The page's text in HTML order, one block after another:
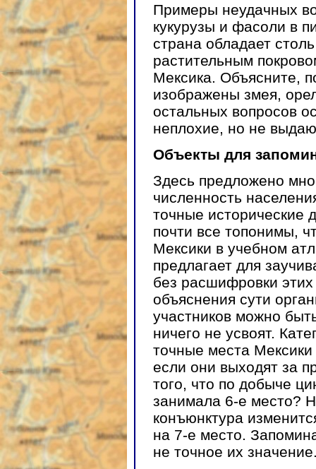
Примеры неудачных
кукурузы и фасоли в
страна обладает
растительным
Мексика. Объясните,
изображены змея,
остальных вопросов
неплохие, но не
Объекты для
Здесь предложено
численность
точные исторические
почти все топонимы,
Мексики в учебном
предлагает для
без расшифровки этих
объяснения сути
участников можно
ничего не усвоят.
точные места
если они выходят за
того, что по добыче
занимала 6-е место?
конъюнктура
на 7-е место.
не точное их